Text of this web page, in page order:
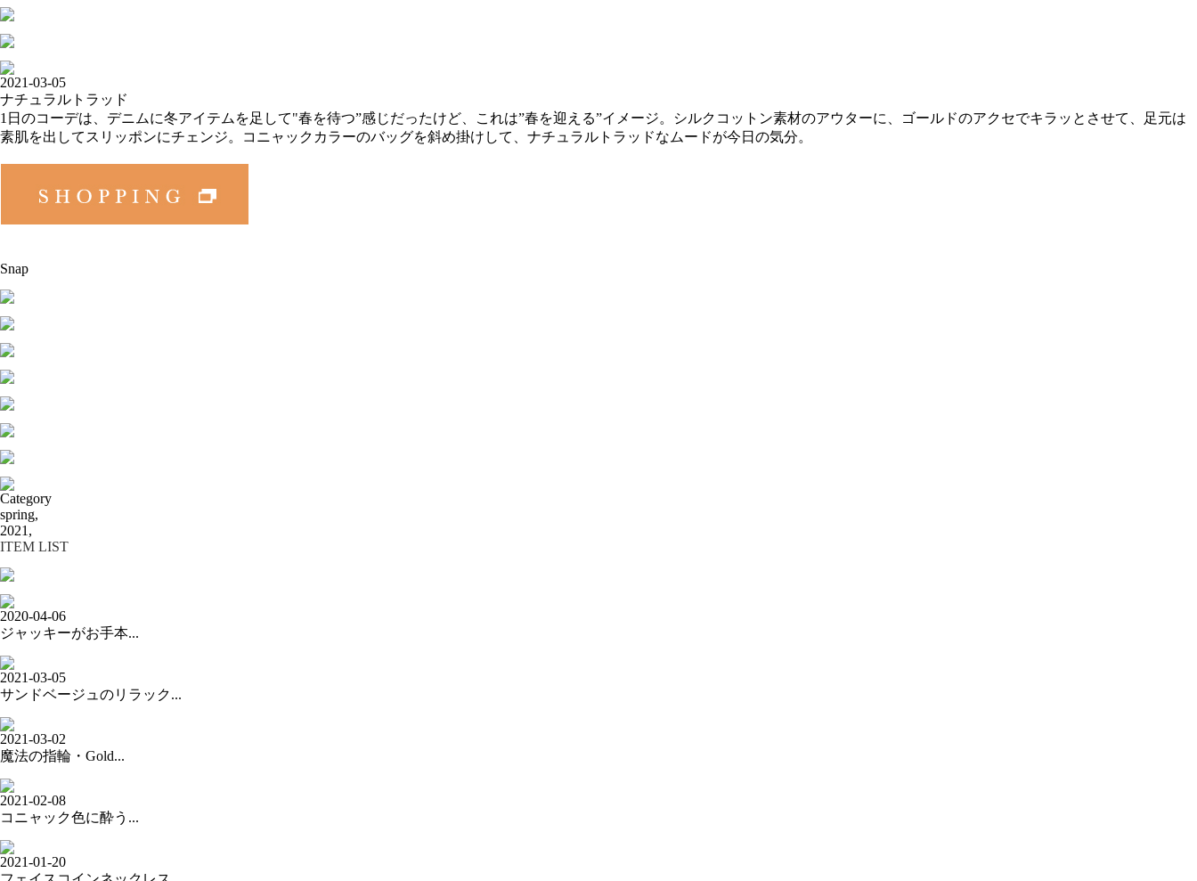
2021-03-05
ナチュラルトラッド
1日のコーデは、デニムに冬アイテムを足して"春を待つ”感じだったけど、これは”春を迎える”イメージ。シルクコットン素材のアウターに、ゴールドのアクセでキラッとさせて、足元は
素肌を出してスリッポンにチェンジ。コニャックカラーのバッグを斜め掛けして、ナチュラルトラッドなムードが今日の気分。
Snap
Category
spring,
2021,
ITEM LIST
2020-04-06
ジャッキーがお手本...
2021-03-05
サンドベージュのリラック...
2021-03-02
魔法の指輪・Gold...
2021-02-08
コニャック色に酔う...
2021-01-20